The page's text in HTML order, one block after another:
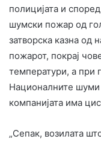
полицијата и
шумски пожар од
затворска казна од
пожарот, покрај
температури, а при
Националните шуми
компанијата има
„Сепак, возилата